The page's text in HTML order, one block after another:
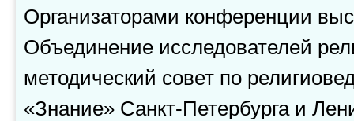
Организаторами конференции
Объединение исследователей
методический совет по
«Знание» Санкт-Петербурга и